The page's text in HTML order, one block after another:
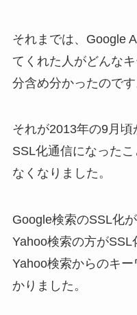
それまでは、Google
てくれた人がどんな
分含め分かったのです
それが2013年の9月
SSL化通信になった
なくなりました。
Google検索のSSL化
Yahoo検索の方がSSL
Yahoo検索からのキ
かりました。